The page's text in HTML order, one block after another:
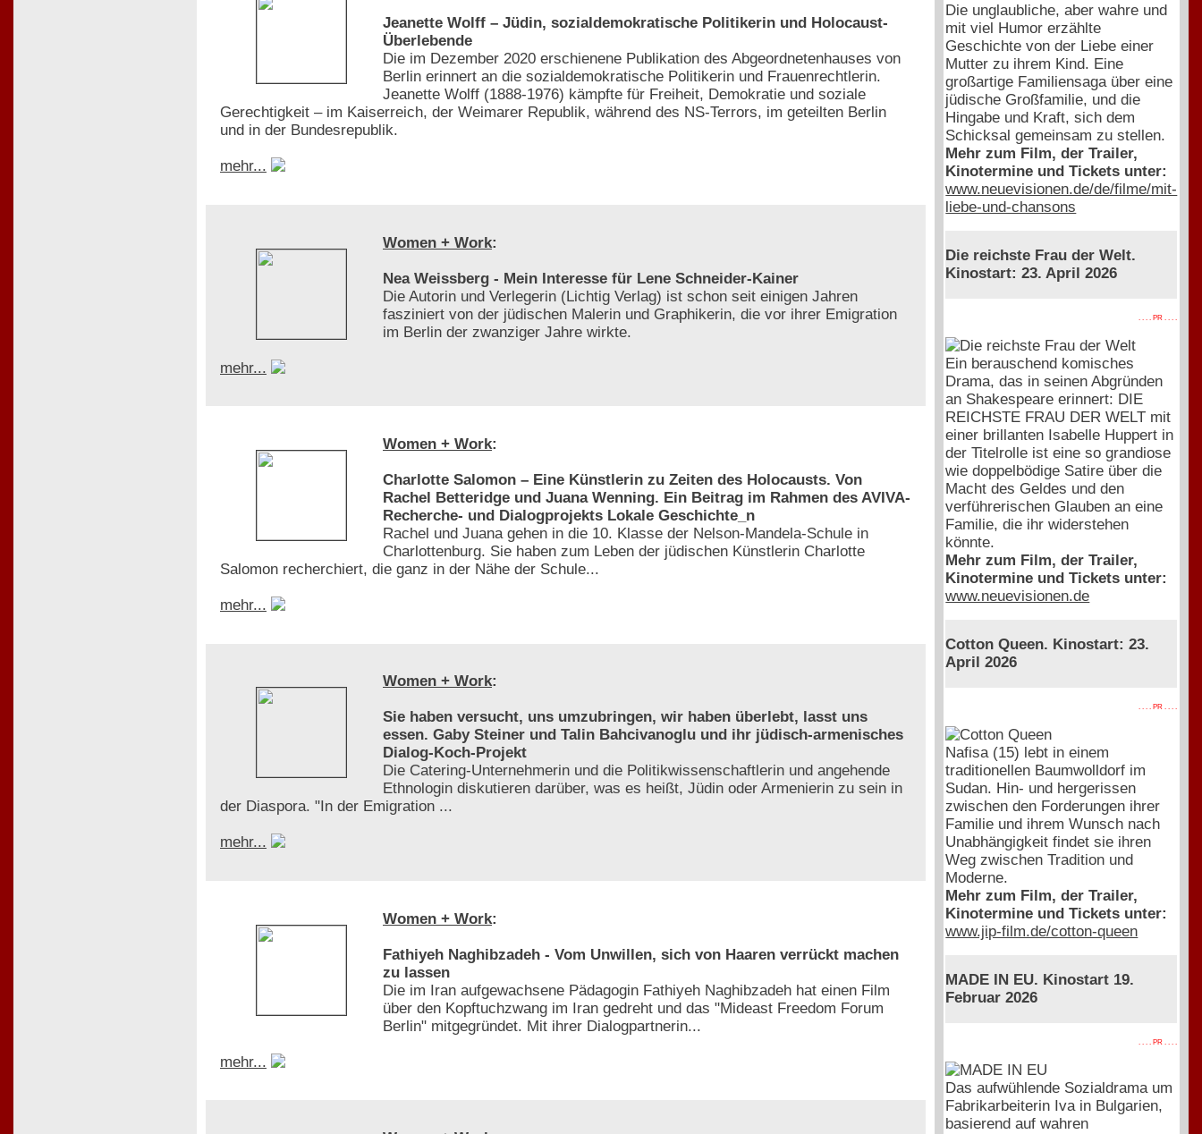
Jeanette Wolff – Jüdin, sozialdemokratische Politikerin und Holocaust-
Überlebende
Die im Dezember 2020 erschienene Publikation des Abgeordnetenhauses von
Berlin erinnert an die sozialdemokratische Politikerin und Frauenrechtlerin.
Jeanette Wolff (1888-1976) kämpfte für Freiheit, Demokratie und soziale
Gerechtigkeit – im Kaiserreich, der Weimarer Republik, während des NS-Terrors, im geteilten Berlin
und in der Bundesrepublik.
mehr...
Women + Work:
Nea Weissberg - Mein Interesse für Lene Schneider-Kainer
Die Autorin und Verlegerin (Lichtig Verlag) ist schon seit einigen Jahren
fasziniert von der jüdischen Malerin und Graphikerin, die vor ihrer Emigration
im Berlin der zwanziger Jahre wirkte.
mehr...
Women + Work:
Charlotte Salomon – Eine Künstlerin zu Zeiten des Holocausts. Von
Rachel Betteridge und Juana Wenning. Ein Beitrag im Rahmen des AVIVA-
Recherche- und Dialogprojekts Lokale Geschichte_n
Rachel und Juana gehen in die 10. Klasse der Nelson-Mandela-Schule in
Charlottenburg. Sie haben zum Leben der jüdischen Künstlerin Charlotte
Salomon recherchiert, die ganz in der Nähe der Schule...
mehr...
Women + Work:
Sie haben versucht, uns umzubringen, wir haben überlebt, lasst uns
essen. Gaby Steiner und Talin Bahcivanoglu und ihr jüdisch-armenisches
Dialog-Koch-Projekt
Die Catering-Unternehmerin und die Politikwissenschaftlerin und angehende
Ethnologin diskutieren darüber, was es heißt, Jüdin oder Armenierin zu sein in
der Diaspora. "In der Emigration ...
mehr...
Women + Work:
Fathiyeh Naghibzadeh - Vom Unwillen, sich von Haaren verrückt machen
zu lassen
Die im Iran aufgewachsene Pädagogin Fathiyeh Naghibzadeh hat einen Film
über den Kopftuchzwang im Iran gedreht und das "Mideast Freedom Forum
Berlin" mitgegründet. Mit ihrer Dialogpartnerin...
mehr...
Die unglaubliche, aber wahre und
mit viel Humor erzählte
Geschichte von der Liebe einer
Mutter zu ihrem Kind. Eine
großartige Familiensaga über eine
jüdische Großfamilie, und die
Hingabe und Kraft, sich dem
Schicksal gemeinsam zu stellen.
Mehr zum Film, der Trailer,
Kinotermine und Tickets unter:
www.neuevisionen.de/de/filme/mit-
liebe-und-chansons
Die reichste Frau der Welt.
Kinostart: 23. April 2026
. . . . PR . . . .
Ein berauschend komisches
Drama, das in seinen Abgründen
an Shakespeare erinnert: DIE
REICHSTE FRAU DER WELT mit
einer brillanten Isabelle Huppert in
der Titelrolle ist eine so grandiose
wie doppelbödige Satire über die
Macht des Geldes und den
verführerischen Glauben an eine
Familie, die ihr widerstehen
könnte.
Mehr zum Film, der Trailer,
Kinotermine und Tickets unter:
www.neuevisionen.de
Cotton Queen. Kinostart: 23.
April 2026
. . . . PR . . . .
Nafisa (15) lebt in einem
traditionellen Baumwolldorf im
Sudan. Hin- und hergerissen
zwischen den Forderungen ihrer
Familie und ihrem Wunsch nach
Unabhängigkeit findet sie ihren
Weg zwischen Tradition und
Moderne.
Mehr zum Film, der Trailer,
Kinotermine und Tickets unter:
www.jip-film.de/cotton-queen
MADE IN EU. Kinostart 19.
Februar 2026
. . . . PR . . . .
Das aufwühlende Sozialdrama um
Fabrikarbeiterin Iva in Bulgarien,
basierend auf wahren